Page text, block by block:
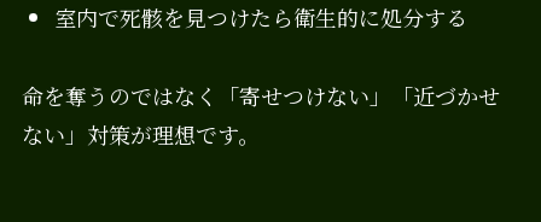
室内で死骸を見つけたら衛生的に処分する
命を奪うのではなく「寄せつけない」「近づかせ
ない」対策が理想です。